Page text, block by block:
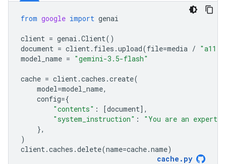
from google import genai
client = genai .Client()
document = client. files .upload(file=media /
model_name = "gemini-3.5-flash"
cache = client.caches .create(
model=model_name,
config={
"contents" : [document],
"system_instruction" :
"You are an expert
},
)
client.caches .delete(name=cache.name)
cache . py